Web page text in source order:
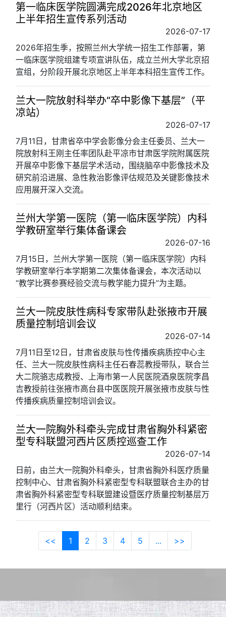
第一临床医学院圆满完成2026年北京地区
上半年招生宣传系列活动
2026-07-17
2026年招生季，按照兰州大学统一招生工作部署，第
一临床医学院组建专项宣讲队伍，成立兰州大学北京招
宣组，分阶段开展北京地区上半年本科招生宣传工作。
兰大一院放射科举办“卒中影像下基层”（平
凉站）
2026-07-17
7月11日，甘肃省卒中学会影像分会主任委员、兰大一
院放射科王刚主任率团队赴平凉市甘肃医学院附属医院
开展卒中影像下基层学术活动，围绕脑卒中影像技术及
研究前沿进展、急性救治影像评估规范及关键影像技术
应用展开深入交流。
兰州大学第一医院（第一临床医学院）内科
学教研室举行集体备课会
2026-07-16
7月15日，兰州大学第一医院（第一临床医学院）内科
学教研室举行本学期第二次集体备课会，本次活动以
“教学比赛参赛经验交流与教学能力提升”为主题。
兰大一院皮肤性病科专家带队赴张掖市开展
质量控制培训会议
2026-07-14
7月11日至12日，甘肃省皮肤与性传播疾病质控中心主
任、兰大一院皮肤性病科主任石春蕊教授带队，联合兰
大二院骆志成教授、上海市第一人民医院酒泉医院李昌
吉教授前往张掖市高台县中医医院开展张掖市皮肤与性
传播疾病质量控制培训会议。
兰大一院胸外科牵头完成甘肃省胸外科紧密
型专科联盟河西片区质控巡查工作
2026-07-14
日前，由兰大一院胸外科牵头，甘肃省胸外科医疗质量
控制中心、甘肃省胸外科紧密型专科联盟联合主办的甘
肃省胸外科紧密型专科联盟建设暨医疗质量控制基层万
里行（河西片区）活动顺利结束。
<< 1 2 3 4 5 ... >>